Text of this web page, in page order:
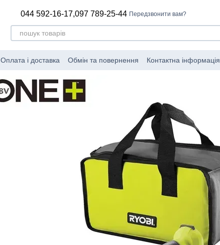
044 592-16-17,097 789-25-44 Передзвонити вам?
Оплата і доставка Обмін та повернення Контактна інформація